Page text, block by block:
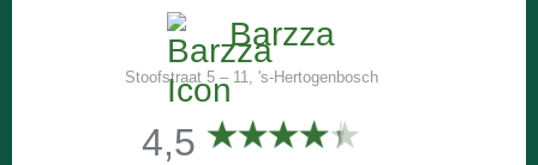
Barzza
Stoofstraat 5 – 11, 's-Hertogenbosch
4,5